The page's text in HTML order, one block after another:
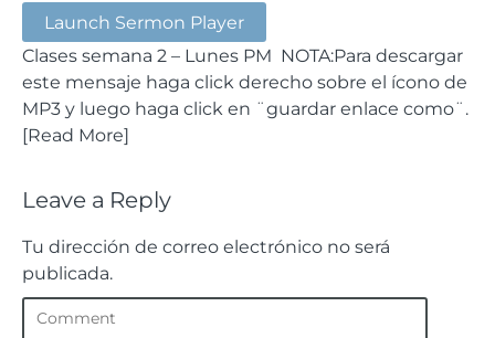
Launch Sermon Player
Clases semana 2 – Lunes PM NOTA:Para descargar
este mensaje haga click derecho sobre el ícono de
MP3 y luego haga click en ¨guardar enlace como¨.
[Read More]
Leave a Reply
Tu dirección de correo electrónico no será
publicada.